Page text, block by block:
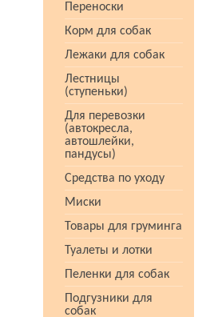
Переноски
Корм для собак
Лежаки для собак
Лестницы
(ступеньки)
Для перевозки
(автокресла,
автошлейки,
пандусы)
Средства по уходу
Миски
Товары для груминга
Туалеты и лотки
Пеленки для собак
Подгузники для
собак